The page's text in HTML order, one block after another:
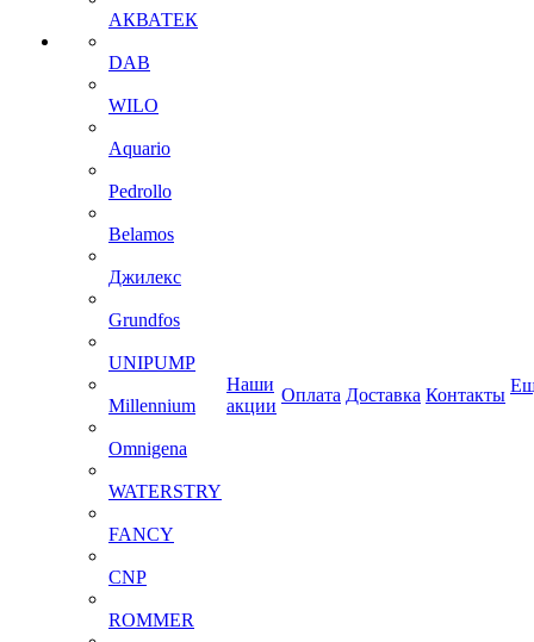
АКВАТЕК
DAB
WILO
Aquario
Pedrollo
Belamos
Джилекс
Grundfos
UNIPUMP
Millennium
Omnigena
WATERSTRY
FANCY
CNP
ROMMER
Наши
акции
Оплата Доставка Контакты